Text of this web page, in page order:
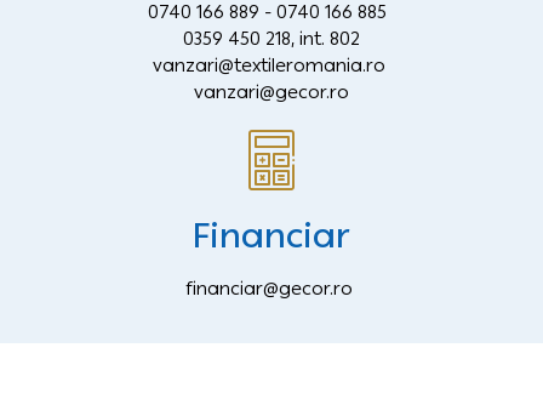
0740 166 889 - 0740 166 885
0359 450 218, int. 802
vanzari@textileromania.ro
vanzari@gecor.ro
Financiar
financiar@gecor.ro